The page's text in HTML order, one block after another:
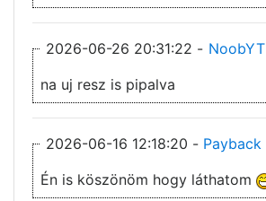
2026-06-26 20:31:22 - NoobYT
na uj resz is pipalva
2026-06-16 12:18:20 - Payback
Én is köszönöm hogy láthatom